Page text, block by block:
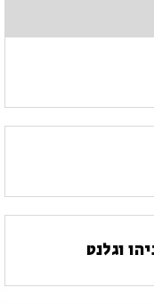
וגלנט